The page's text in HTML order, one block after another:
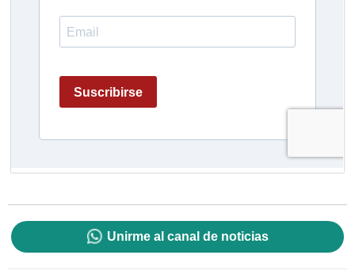
Unirme al canal de noticias